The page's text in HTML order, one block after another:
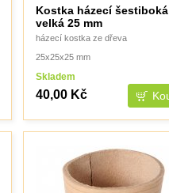
Kostka házecí šestiboká
velká 25 mm
házecí kostka ze dřeva
25x25x25 mm
Skladem
40,00 Kč